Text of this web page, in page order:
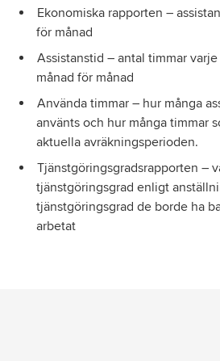
Ekonomiska rapporten –
för månad
Assistanstid – antal timmar
månad för månad
Använda timmar – hur många
använts och hur många timmar
aktuella avräkningsperioden.
Tjänstgöringsgradsrapporten –
tjänstgöringsgrad enligt
tjänstgöringsgrad de borde ha
arbetat